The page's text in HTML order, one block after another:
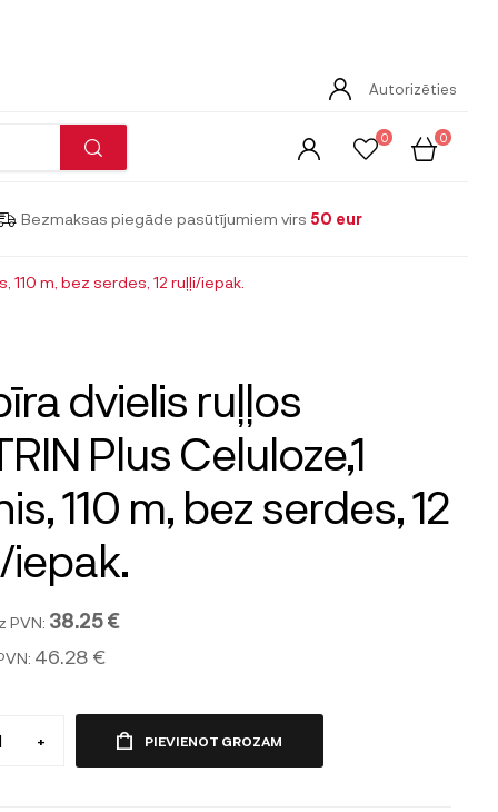
Autorizēties
0 0
Bezmaksas piegāde pasūtījumiem virs 50 eur
110 m, bez serdes, 12 ruļļi/iepak.
dvielis ruļļos
Plus Celuloze,1
110 m, bez serdes, 12
iepak.
PVN: 38.25 €
46.28 €
+ PIEVIENOT GROZAM